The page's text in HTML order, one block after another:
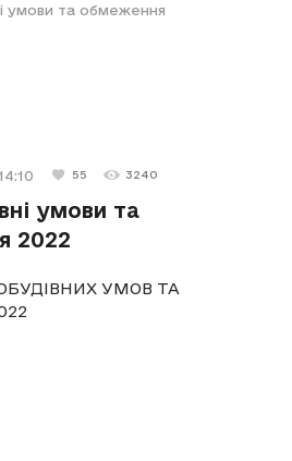
умови та обмеження
55 3240
умови та
2022
УМОВ ТА